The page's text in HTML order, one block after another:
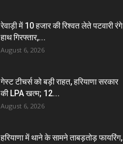
रेवाड़ी में 10 हजार की रिश्वत लेते पटवारी रंगे
हाथ गिरफ्तार,...
August 6, 2026
गेस्ट टीचर्स को बड़ी राहत, हरियाणा सरकार
की LPA खत्म; 12...
August 6, 2026
हरियाणा में थाने के सामने ताबड़तोड़ फायरिंग,